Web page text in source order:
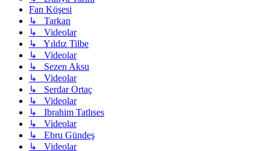
Fan Köşesi
↳ Tarkan
↳ Videolar
↳ Yıldız Tilbe
↳ Videolar
↳ Sezen Aksu
↳ Videolar
↳ Serdar Ortaç
↳ Videolar
↳ Ibrahim Tatlıses
↳ Videolar
↳ Ebru Gündeş
↳ Videolar